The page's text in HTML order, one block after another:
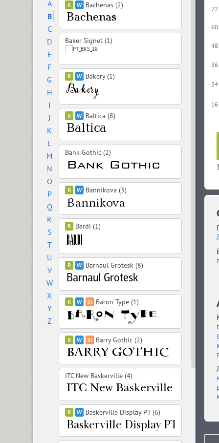
A
B
C
D
E
F
G
H
I
J
K
L
M
N
O
P
Q
R
S
T
U
V
W
X
Y
Z
Bachenas (2)
Baker Signet (1)
Bakery (1)
Baltica (8)
Bank Gothic (2)
Bannikova (3)
Bardi (1)
Barnaul Grotesk (8)
Baron Type (1)
Barry Gothic (2)
ITC New Baskerville (4)
Baskerville Display PT (6)